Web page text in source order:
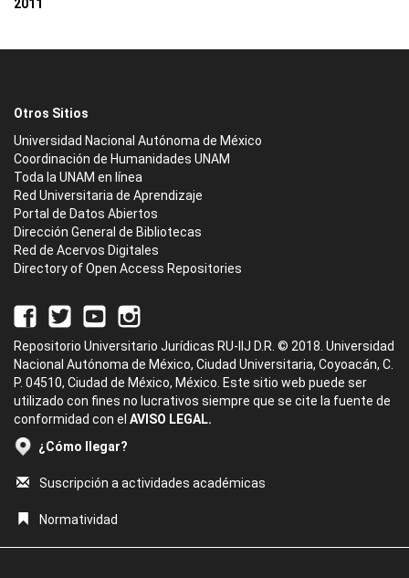
2011
Otros Sitios
Universidad Nacional Autónoma de México
Coordinación de Humanidades UNAM
Toda la UNAM en línea
Red Universitaria de Aprendizaje
Portal de Datos Abiertos
Dirección General de Bibliotecas
Red de Acervos Digitales
Directory of Open Access Repositories
Repositorio Universitario Jurídicas RU-IIJ D.R. © 2018. Universidad
Nacional Autónoma de México, Ciudad Universitaria, Coyoacán, C.
P. 04510, Ciudad de México, México. Este sitio web puede ser
utilizado con fines no lucrativos siempre que se cite la fuente de
conformidad con el AVISO LEGAL.
¿Cómo llegar?
Suscripción a actividades académicas
Normatividad